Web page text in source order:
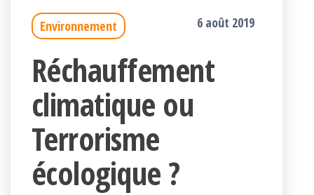
Environnement 6 août 2019
Réchauffement
climatique ou
Terrorisme
écologique ?